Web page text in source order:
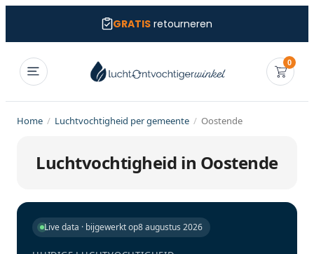
GRATISretourneren
0
Home / Luchtvochtigheid per gemeente / Oostende
Luchtvochtigheid in Oostende
Live data · bijgewerkt op8 augustus 2026